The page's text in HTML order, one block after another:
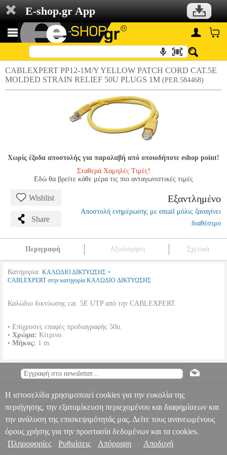
E-shop.gr App
CABLEXPERT PP12-1M/Y YELLOW PATCH CORD CAT.5E
MOLDED STRAIN RELIEF 50U PLUGS 1M (PER.584468)
Χωρίς έξοδα αποστολής για παραλαβή από οποιοδήποτε eshop point!
Σταθερά Χαμηλές Τιμές!
Εδώ θα βρείτε κάθε μέρα τις πιο ανταγωνιστικές τιμές
Wishlist
Share
Εξαντλημένο
Αποστολή ενημέρωσης με email μόλις ξαναγίνει
διαθέσιμο
Περιγραφή Αξιολόγηση Σχετικά
Κατηγορία: ΚΑΛΩΔΙΟ ΔΙΚΤΥΩΣΗΣ •
CABLEXPERT στην κατηγορία ΚΑΛΩΔΙΟ ΔΙΚΤΥΩΣΗΣ
Καλώδιο δικτύωσης cat. 5E UTP από την CABLEXPERT.
• Επίχρυσες επαφές προδιαγραφής 50u.
• Χρώμα: Κίτρινο.
• Μήκος: 1 m.
MOLDED STRAIN RELIEF 50U PLUGS 1M
PER.584468
ΔΙΚΤΥΩΣΗΣ Κατηγορία: ΚΑΛΩΔΙΟ ΔΙΚΤΥΩΣΗΣ
•CABLEXPERT στην κατηγορία ΚΑΛΩΔΙΟ ΔΙΚΤΥΩΣΗΣ Καλώδιο
δικτύωσης cat. 5E UTP από την CABLEXPERT.• Επίχρυσες επαφές
προδιαγραφής 50u.• Χρώμα: Κίτρινο.• Μήκος: 1 m. CABLEXPERT
PP12-1M/Y YELLOW PATCH CORD CAT.5E MOLDED STRAIN
RELIEF 50U PLUGS 1M
0
Πληροφορίες & Υπηρεσίες >
Η ιστοσελίδα χρησιμοποιεί cookies για την ευκολία της
περιήγησης, την εξατομίκευση περιεχομένου και διαφημίσεων και
την ανάλυση της επισκεψιμότητάς μας. Δείτε τους ανανεωμένους
όρους χρήσης για την προστασία δεδομένων και τα cookies.
Πληροφορίες
Ρυθμίσεις Απόρριψη Αποδοχή